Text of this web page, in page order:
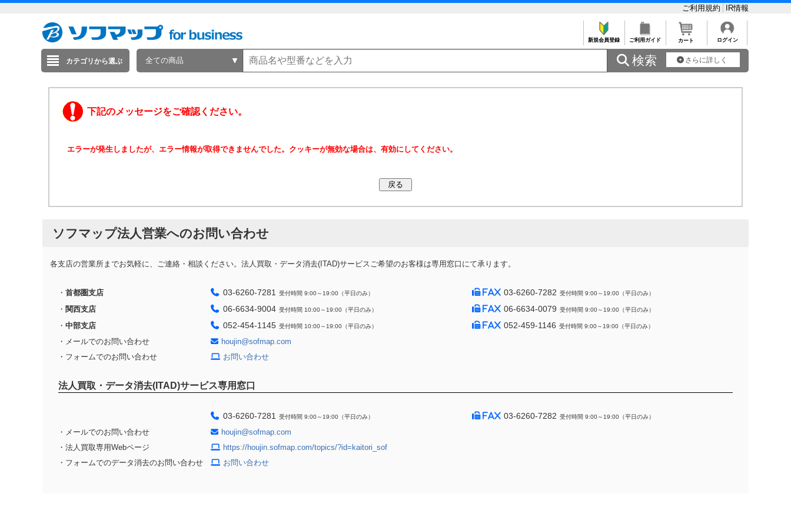
ご利用規約 IR情報
新規会員登録 ご利用ガイド カート ログイン
カテゴリから選ぶ 全ての商品  検索 さらに詳しく
下記のメッセージをご確認ください。
エラーが発生しましたが、エラー情報が取得できませんでした。クッキーが無効な場合は、有効にしてください。
ソフマップ法人営業へのお問い合わせ
各支店の営業所までお気軽に、ご連絡・相談ください。法人買取・データ消去(ITAD)サービスご希望のお客様は専用窓口にて承ります。
・ 首都圏支店 03-6260-7281 受付時間 9:00～19:00（平日のみ） 03-6260-7282 受付時間 9:00～19:00（平日のみ）
・ 関西支店 06-6634-9004 受付時間 10:00～19:00（平日のみ） 06-6634-0079 受付時間 9:00～19:00（平日のみ）
・ 中部支店 052-454-1145 受付時間 10:00～19:00（平日のみ） 052-459-1146 受付時間 9:00～19:00（平日のみ）
・メールでのお問い合わせ
houjin@sofmap.com
・フォームでのお問い合わせ
お問い合わせ
法人買取・データ消去(ITAD)サービス専用窓口
03-6260-7281 受付時間 9:00～19:00（平日のみ） 03-6260-7282 受付時間 9:00～19:00（平日のみ）
・メールでのお問い合わせ
houjin@sofmap.com
・法人買取専用Webページ
https://houjin.sofmap.com/topics/?id=kaitori_sof
・フォームでのデータ消去のお問い合わせ
お問い合わせ